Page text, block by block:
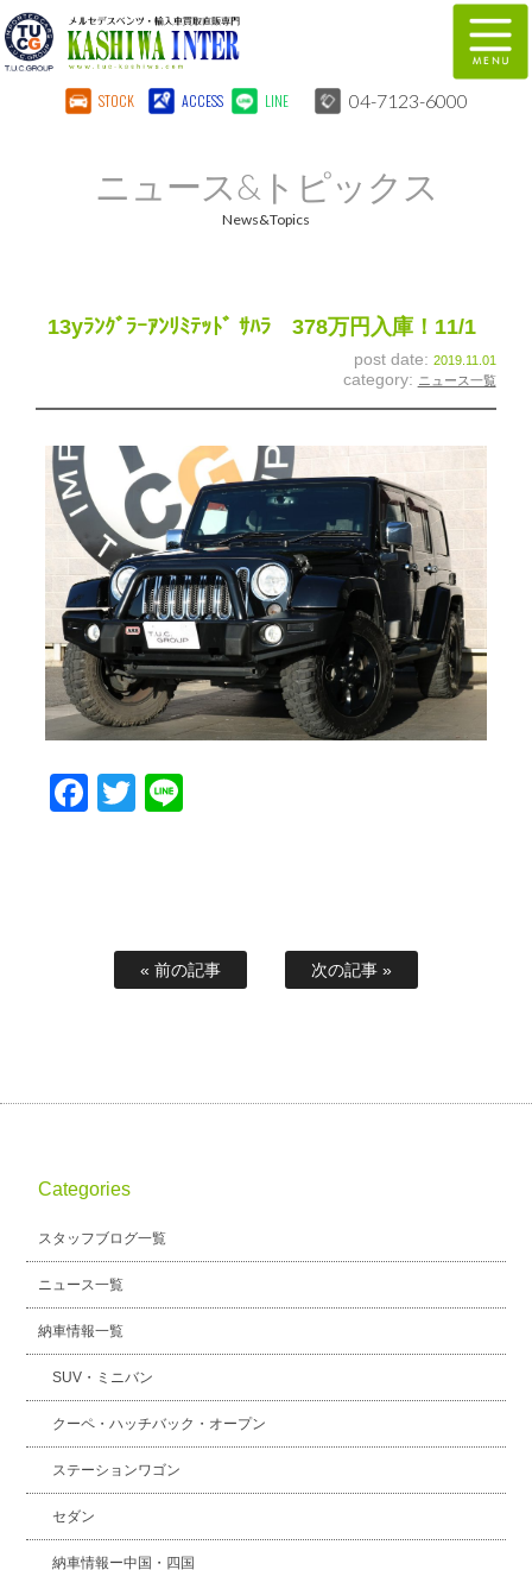
STOCK ACCESS LINE 04-7123-6000
全国納車 特別作業
自動車保険
リクルート お問い合わせ
会社概要 個人情報保護方針
スタッフブログ 納車情報
ホーム T.U.C.GROUP
ニュース&トピックス
News&Topics
13yﾗﾝｸﾞﾗｰｱﾝﾘﾐﾃｯﾄﾞ ｻﾊﾗ 378万円入庫！11/1
post date: 2019.11.01
category: ニュース一覧
Facebook
Twitter
« 前の記事 次の記事 »
Categories
スタッフブログ一覧
ニュース一覧
納車情報一覧
SUV・ミニバン
クーペ・ハッチバック・オープン
ステーションワゴン
セダン
納車情報ー中国・四国